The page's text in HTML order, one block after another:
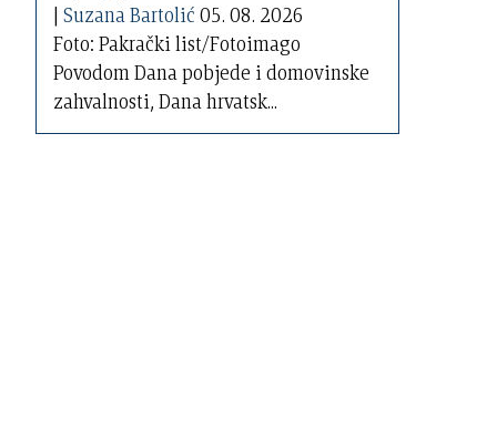
| Suzana Bartolić 05. 08. 2026
Foto: Pakrački list/Fotoimago
Povodom Dana pobjede i domovinske
zahvalnosti, Dana hrvatsk...